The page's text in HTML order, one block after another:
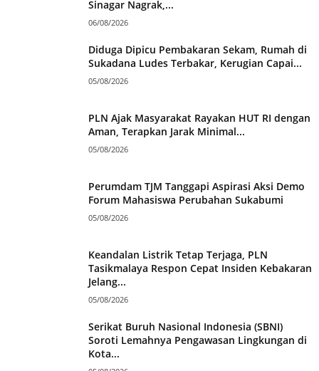
Sinagar Nagrak,...
06/08/2026
Diduga Dipicu Pembakaran Sekam, Rumah di
Sukadana Ludes Terbakar, Kerugian Capai...
05/08/2026
PLN Ajak Masyarakat Rayakan HUT RI dengan
Aman, Terapkan Jarak Minimal...
05/08/2026
Perumdam TJM Tanggapi Aspirasi Aksi Demo
Forum Mahasiswa Perubahan Sukabumi
05/08/2026
Keandalan Listrik Tetap Terjaga, PLN
Tasikmalaya Respon Cepat Insiden Kebakaran
Jelang...
05/08/2026
Serikat Buruh Nasional Indonesia (SBNI)
Soroti Lemahnya Pengawasan Lingkungan di
Kota...